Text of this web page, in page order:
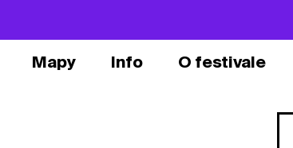
Mapy Info O festivale